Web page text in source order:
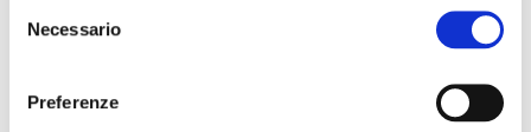
delNecessario
Preferenze